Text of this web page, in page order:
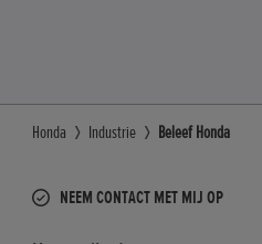
Honda Industrie Beleef Honda
NEEM CONTACT MET MIJ OP